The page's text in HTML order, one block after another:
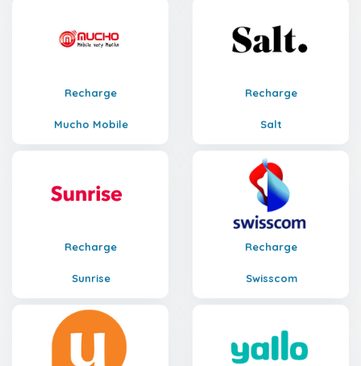
Recharge
Mucho Mobile
Recharge
Salt
Recharge
Sunrise
Recharge
Swisscom